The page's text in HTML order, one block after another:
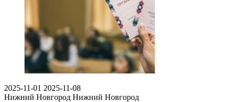
2025-11-01 2025-11-08
Нижний Новгород Нижний Новгород